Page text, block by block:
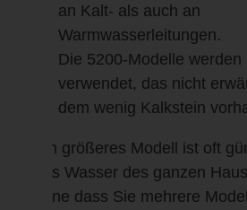
an Kalt- als auch an
Warmwasserleitungen.
Die 5200-Modelle
verwendet, das nicht
dem wenig Kalkstein
Ein größeres Modell ist oft
das Wasser des ganzen
ohne dass Sie mehrere